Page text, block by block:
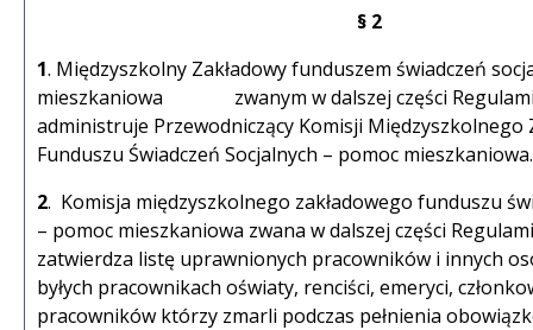
§ 2
1. Międzyszkolny Zakładowy funduszem świadczeń
mieszkaniowa zwanym w dalszej części
administruje Przewodniczący Komisji Międzyszkolnego
Funduszu Świadczeń Socjalnych – pomoc mieszkaniowa.
2. Komisja międzyszkolnego zakładowego funduszu
– pomoc mieszkaniowa zwana w dalszej części
zatwierdza listę uprawnionych pracowników i innych
byłych pracownikach oświaty, renciści, emeryci,
pracowników którzy zmarli podczas pełnienia